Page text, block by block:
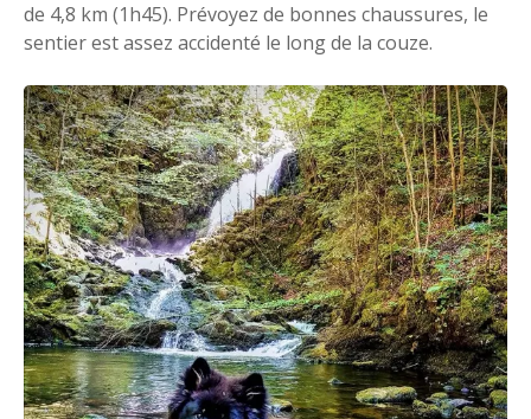
de 4,8 km (1h45). Prévoyez de bonnes chaussures, le
sentier est assez accidenté le long de la couze.